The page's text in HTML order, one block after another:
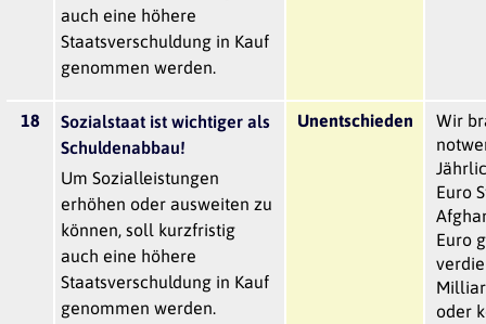
auch eine höhere
Staatsverschuldung in Kauf
genommen werden.
18
Sozialstaat ist wichtiger als
Schuldenabbau!
Um Sozialleistungen
erhöhen oder ausweiten zu
können, soll kurzfristig
auch eine höhere
Staatsverschuldung in Kauf
genommen werden.
Unentschieden
Wir
Euro
Euro
oder